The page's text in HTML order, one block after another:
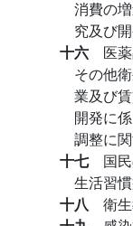
消費の
究及び
十六 医
その他
業及び
開発に
調整に関
十七 国
生活習
十八 衛